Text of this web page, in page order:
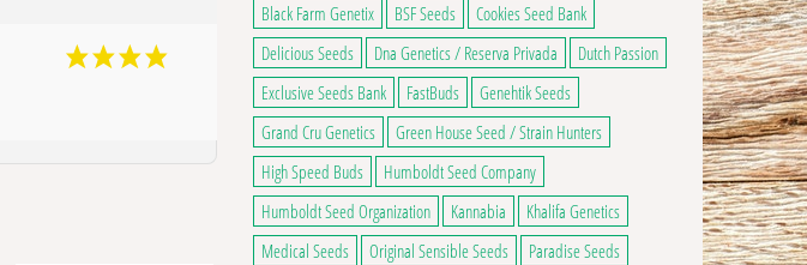
Black Farm Genetix
BSF Seeds
Cookies Seed Bank
Delicious Seeds
Dna Genetics / Reserva Privada
Dutch Passion
Exclusive Seeds Bank
FastBuds
Genehtik Seeds
Grand Cru Genetics
Green House Seed / Strain Hunters
High Speed Buds
Humboldt Seed Company
Humboldt Seed Organization
Kannabia
Khalifa Genetics
Medical Seeds
Original Sensible Seeds
Paradise Seeds